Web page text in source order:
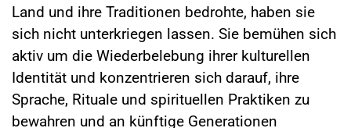
Land und ihre Traditionen bedrohte, haben sie
sich nicht unterkriegen lassen. Sie bemühen sich
aktiv um die Wiederbelebung ihrer kulturellen
Identität und konzentrieren sich darauf, ihre
Sprache, Rituale und spirituellen Praktiken zu
bewahren und an künftige Generationen